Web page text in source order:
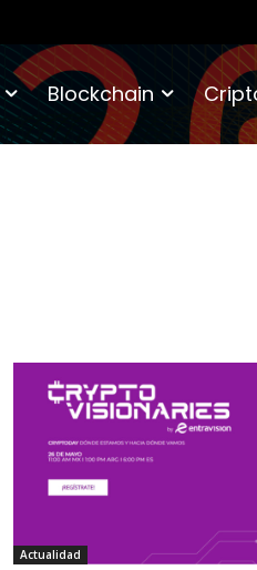
Blockchain
Actualidad